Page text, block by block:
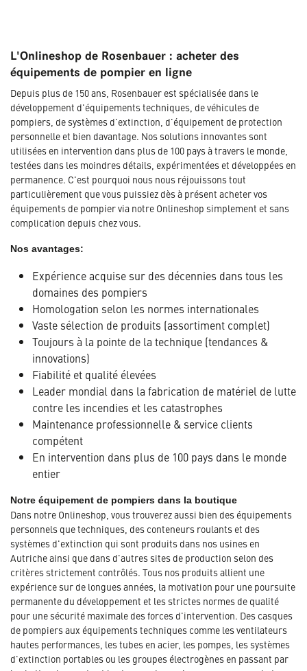
L'Onlineshop de Rosenbauer : acheter des
équipements de pompier en ligne
Depuis plus de 150 ans, Rosenbauer est spécialisée dans le
développement d'équipements techniques, de véhicules de
pompiers, de systèmes d'extinction, d'équipement de protection
personnelle et bien davantage. Nos solutions innovantes sont
utilisées en intervention dans plus de 100 pays à travers le monde,
testées dans les moindres détails, expérimentées et développées en
permanence. C'est pourquoi nous nous réjouissons tout
particulièrement que vous puissiez dès à présent acheter vos
équipements de pompier via notre Onlineshop simplement et sans
complication depuis chez vous.
Nos avantages:
Expérience acquise sur des décennies dans tous les
domaines des pompiers
Homologation selon les normes internationales
Vaste sélection de produits (assortiment complet)
Toujours à la pointe de la technique (tendances &
innovations)
Fiabilité et qualité élevées
Leader mondial dans la fabrication de matériel de lutte
contre les incendies et les catastrophes
Maintenance professionnelle & service clients
compétent
En intervention dans plus de 100 pays dans le monde
entier
Notre équipement de pompiers dans la boutique
Dans notre Onlineshop, vous trouverez aussi bien des équipements
personnels que techniques, des conteneurs roulants et des
systèmes d'extinction qui sont produits dans nos usines en
Autriche ainsi que dans d'autres sites de production selon des
critères strictement contrôlés. Tous nos produits allient une
expérience sur de longues années, la motivation pour une poursuite
permanente du développement et les strictes normes de qualité
pour une sécurité maximale des forces d'intervention. Des casques
de pompiers aux équipements techniques comme les ventilateurs
hautes performances, les tubes en acier, les pompes, les systèmes
d'extinction portables ou les groupes électrogènes en passant par